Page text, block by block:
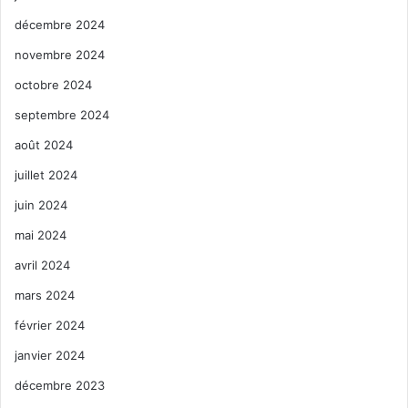
décembre 2024
novembre 2024
octobre 2024
septembre 2024
août 2024
juillet 2024
juin 2024
mai 2024
avril 2024
mars 2024
février 2024
janvier 2024
décembre 2023